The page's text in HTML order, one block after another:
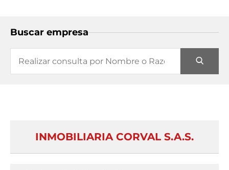
Buscar empresa
INMOBILIARIA CORVAL S.A.S.